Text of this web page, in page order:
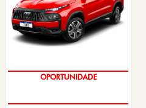
SUPERVALORIZAÇÃO DO USADO